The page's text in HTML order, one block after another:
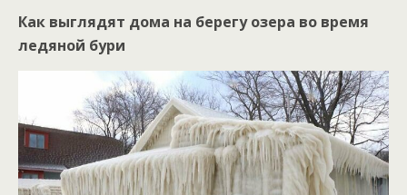
Как выглядят дома на берегу озера во время
ледяной бури